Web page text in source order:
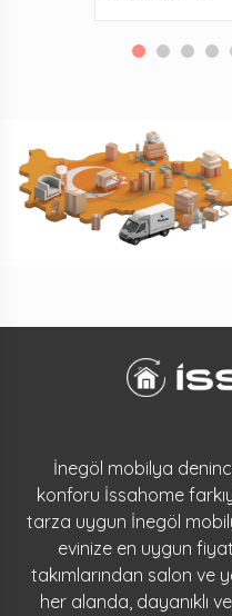
İnegöl mobilya
konforu İssahome
tarza uygun İnegöl
evinize en uygun
takımlarından salon ve
her alanda, dayanıklı